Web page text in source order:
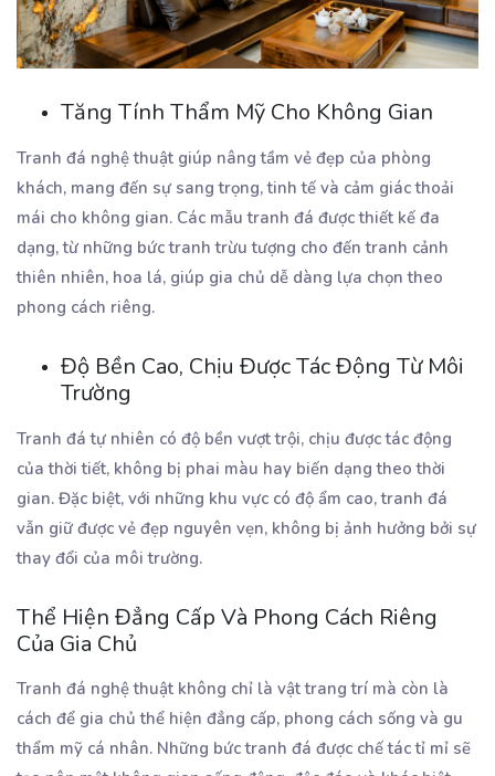
Tăng Tính Thẩm Mỹ Cho Không Gian
Tranh đá nghệ thuật giúp nâng tầm vẻ đẹp của phòng
khách, mang đến sự sang trọng, tinh tế và cảm giác thoải
mái cho không gian. Các mẫu tranh đá được thiết kế đa
dạng, từ những bức tranh trừu tượng cho đến tranh cảnh
thiên nhiên, hoa lá, giúp gia chủ dễ dàng lựa chọn theo
phong cách riêng.
Độ Bền Cao, Chịu Được Tác Động Từ Môi
Trường
Tranh đá tự nhiên có độ bền vượt trội, chịu được tác động
của thời tiết, không bị phai màu hay biến dạng theo thời
gian. Đặc biệt, với những khu vực có độ ẩm cao, tranh đá
vẫn giữ được vẻ đẹp nguyên vẹn, không bị ảnh hưởng bởi sự
thay đổi của môi trường.
Thể Hiện Đẳng Cấp Và Phong Cách Riêng
Của Gia Chủ
Tranh đá nghệ thuật không chỉ là vật trang trí mà còn là
cách để gia chủ thể hiện đẳng cấp, phong cách sống và gu
thẩm mỹ cá nhân. Những bức tranh đá được chế tác tỉ mỉ sẽ